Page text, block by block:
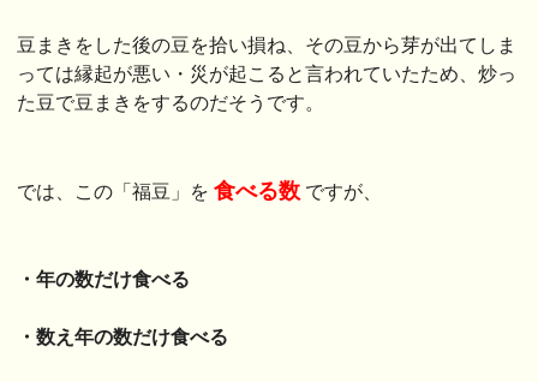
豆まきをした後の豆を拾い損ね、その豆から芽が出てしま
っては縁起が悪い・災が起こると言われていたため、炒っ
た豆で豆まきをするのだそうです。
では、この「福豆」を食べる数 ですが、
・年の数だけ食べる
・数え年の数だけ食べる